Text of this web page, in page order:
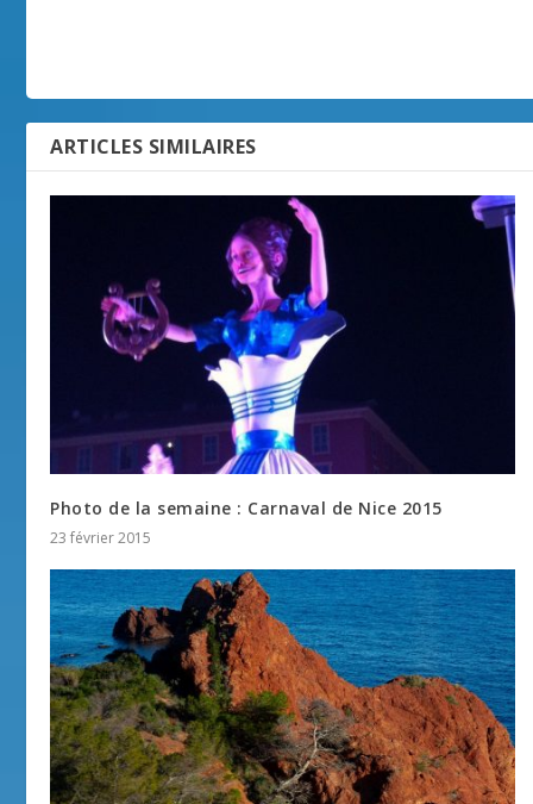
ARTICLES SIMILAIRES
Photo de la semaine : Carnaval de Nice 2015
23 février 2015